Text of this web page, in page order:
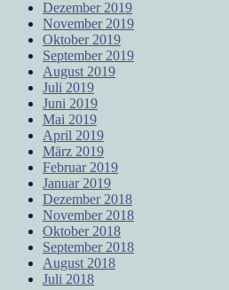
Dezember 2019
November 2019
Oktober 2019
September 2019
August 2019
Juli 2019
Juni 2019
Mai 2019
April 2019
März 2019
Februar 2019
Januar 2019
Dezember 2018
November 2018
Oktober 2018
September 2018
August 2018
Juli 2018